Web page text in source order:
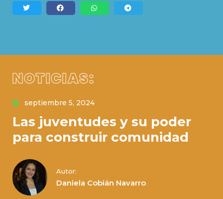
NOTICIAS:
septiembre 5, 2024
Las juventudes y su poder
para construir comunidad
Autor:
Daniela Cobián Navarro